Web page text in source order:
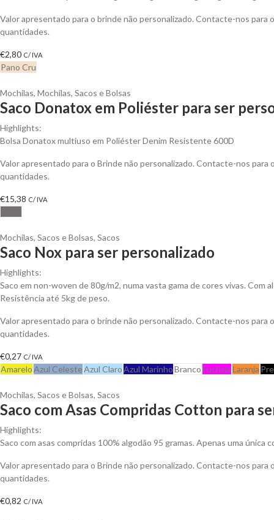
Valor apresentado para o brinde não personalizado. Contacte-nos
quantidades.
€2,80 C/ IVA
Pano Cru
Mochilas, Mochilas, Sacos e Bolsas
Saco Donatox em Poliéster para ser
Highlights:
Bolsa Donatox multiuso em Poliéster Denim Resistente 600D
Valor apresentado para o Brinde não personalizado. Contacte-nos
quantidades.
€15,38 C/ IVA
Mochilas, Sacos e Bolsas, Sacos
Saco Nox para ser personalizado
Highlights:
Saco em non-woven de 80g/m2, numa vasta gama de cores vivas.
Resistência até 5kg de peso.
Valor apresentado para o brinde não personalizado. Contacte-nos
quantidades.
€0,27 C/ IVA
AmareloAzul CelesteAzul ClaroAzul MarinhoBrancoFuchsiaLaranja
Mochilas, Sacos e Bolsas, Sacos
Saco com Asas Compridas Cotton para
Highlights:
Saco com asas compridas 100% algodão 95 gramas. Apenas uma única
Valor apresentado para o Brinde não personalizado. Contacte-nos
quantidades.
€0,82 C/ IVA